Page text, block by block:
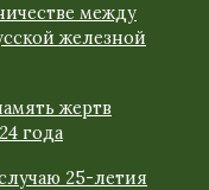
между
железной
жертв
года
25-летия